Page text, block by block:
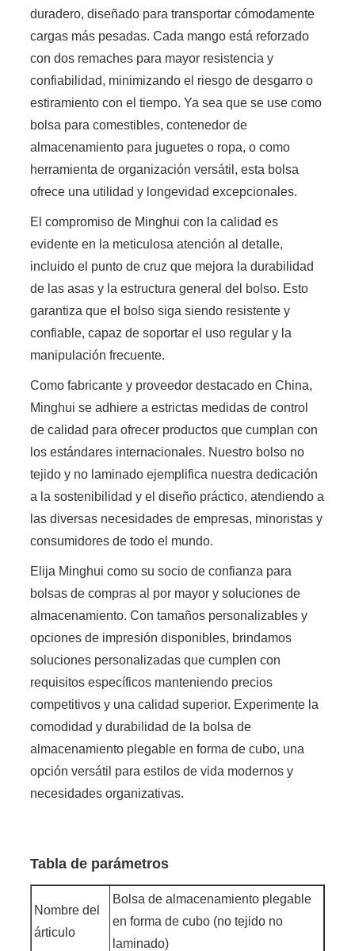
duradero, diseñado para transportar cómodamente
cargas más pesadas. Cada mango está reforzado
con dos remaches para mayor resistencia y
confiabilidad, minimizando el riesgo de desgarro o
estiramiento con el tiempo. Ya sea que se use como
bolsa para comestibles, contenedor de
almacenamiento para juguetes o ropa, o como
herramienta de organización versátil, esta bolsa
ofrece una utilidad y longevidad excepcionales.
El compromiso de Minghui con la calidad es
evidente en la meticulosa atención al detalle,
incluido el punto de cruz que mejora la durabilidad
de las asas y la estructura general del bolso. Esto
garantiza que el bolso siga siendo resistente y
confiable, capaz de soportar el uso regular y la
manipulación frecuente.
Como fabricante y proveedor destacado en China,
Minghui se adhiere a estrictas medidas de control
de calidad para ofrecer productos que cumplan con
los estándares internacionales. Nuestro bolso no
tejido y no laminado ejemplifica nuestra dedicación
a la sostenibilidad y el diseño práctico, atendiendo a
las diversas necesidades de empresas, minoristas y
consumidores de todo el mundo.
Elija Minghui como su socio de confianza para
bolsas de compras al por mayor y soluciones de
almacenamiento. Con tamaños personalizables y
opciones de impresión disponibles, brindamos
soluciones personalizadas que cumplen con
requisitos específicos manteniendo precios
competitivos y una calidad superior. Experimente la
comodidad y durabilidad de la bolsa de
almacenamiento plegable en forma de cubo, una
opción versátil para estilos de vida modernos y
necesidades organizativas.
Tabla de parámetros
Nombre del
árticulo
Bolsa de almacenamiento plegable
en forma de cubo (no tejido no
laminado)